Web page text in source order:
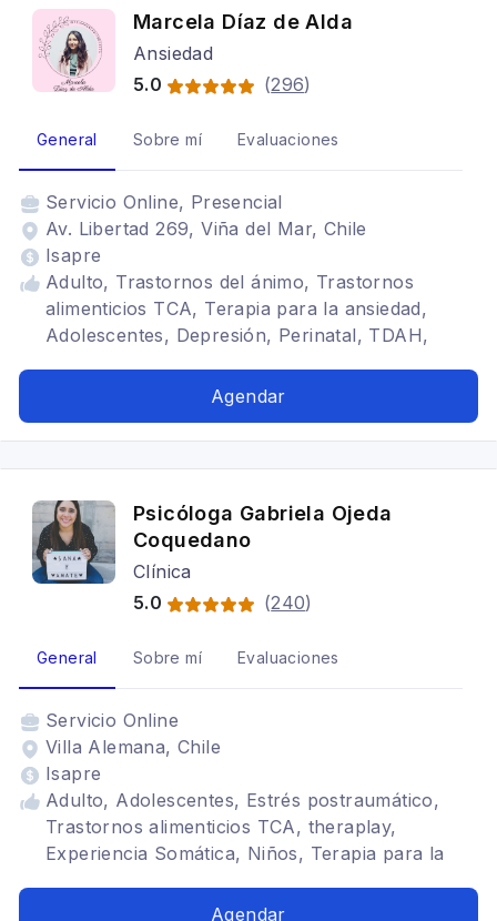
Marcela Díaz de Alda
Ansiedad
5.0
(296)
General Sobre mí Evaluaciones
Servicio Online, Presencial
Av. Libertad 269, Viña del Mar, Chile
Isapre
Adulto, Trastornos del ánimo, Trastornos
alimenticios TCA, Terapia para la ansiedad,
Adolescentes, Depresión, Perinatal, TDAH,
Agendar
Psicóloga Gabriela Ojeda
Coquedano
Clínica
5.0
(240)
General Sobre mí Evaluaciones
Servicio Online
Villa Alemana, Chile
Isapre
Adulto, Adolescentes, Estrés postraumático,
Trastornos alimenticios TCA, theraplay,
Experiencia Somática, Niños, Terapia para la
Agendar